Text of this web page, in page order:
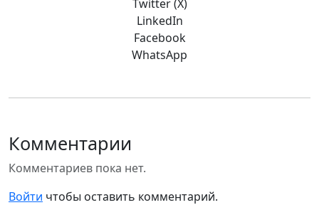
Twitter (X)
LinkedIn
Facebook
WhatsApp
Комментарии
Комментариев пока нет.
Войти чтобы оставить комментарий.